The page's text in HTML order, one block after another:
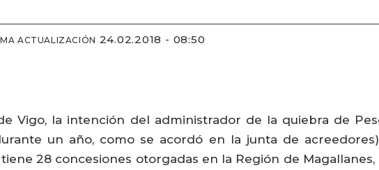
ACTUALIZACIÓN 24.02.2018 - 08:50
Vigo, la intención del administrador de la quiebra de
un año, como se acordó en la junta de
28 concesiones otorgadas en la Región de Magallanes,